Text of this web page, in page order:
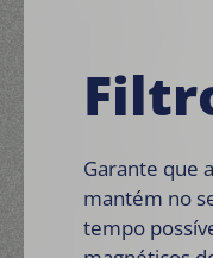
Garante que
mantém no
tempo